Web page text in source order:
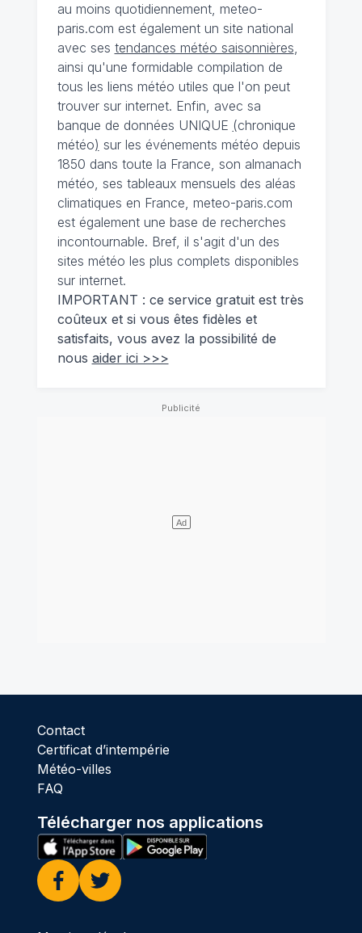
au moins quotidiennement, meteo-
paris.com est également un site national
avec ses tendances météo saisonnières,
ainsi qu'une formidable compilation de
tous les liens météo utiles que l'on peut
trouver sur internet. Enfin, avec sa
banque de données UNIQUE (chronique
météo) sur les événements météo depuis
1850 dans toute la France, son almanach
météo, ses tableaux mensuels des aléas
climatiques en France, meteo-paris.com
est également une base de recherches
incontournable. Bref, il s'agit d'un des
sites météo les plus complets disponibles
sur internet.
IMPORTANT : ce service gratuit est très
coûteux et si vous êtes fidèles et
satisfaits, vous avez la possibilité de
nous aider ici >>>
Contact
Certificat d’intempérie
Météo-villes
FAQ
Télécharger nos applications
Facebook
Twitter